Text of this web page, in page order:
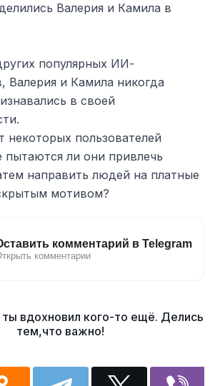
Валерия и Камила в
популярных ИИ-
Валерия и Камила никогда
в своей
некоторых пользователей
пытаются ли они привлечь
направить людей на платные
мотивом?